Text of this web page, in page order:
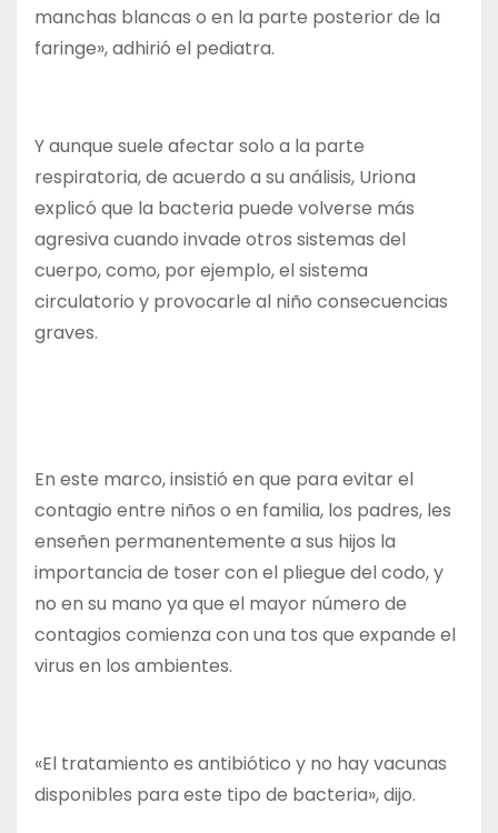
manchas blancas o en la parte posterior de la
faringe», adhirió el pediatra.
Y aunque suele afectar solo a la parte
respiratoria, de acuerdo a su análisis, Uriona
explicó que la bacteria puede volverse más
agresiva cuando invade otros sistemas del
cuerpo, como, por ejemplo, el sistema
circulatorio y provocarle al niño consecuencias
graves.
En este marco, insistió en que para evitar el
contagio entre niños o en familia, los padres, les
enseñen permanentemente a sus hijos la
importancia de toser con el pliegue del codo, y
no en su mano ya que el mayor número de
contagios comienza con una tos que expande el
virus en los ambientes.
«El tratamiento es antibiótico y no hay vacunas
disponibles para este tipo de bacteria», dijo.